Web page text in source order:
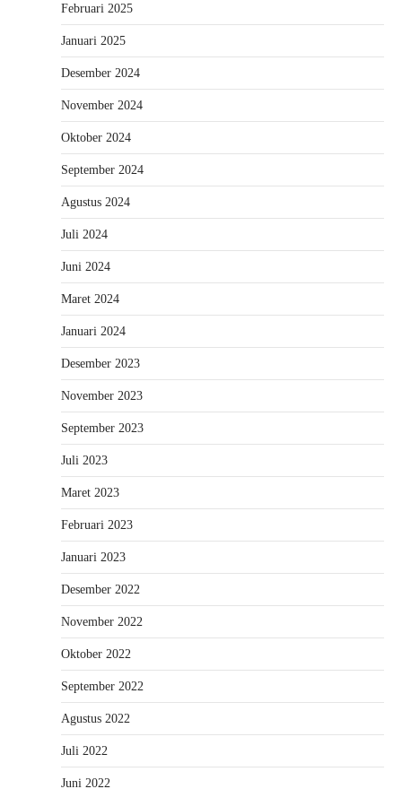
Februari 2025
Januari 2025
Desember 2024
November 2024
Oktober 2024
September 2024
Agustus 2024
Juli 2024
Juni 2024
Maret 2024
Januari 2024
Desember 2023
November 2023
September 2023
Juli 2023
Maret 2023
Februari 2023
Januari 2023
Desember 2022
November 2022
Oktober 2022
September 2022
Agustus 2022
Juli 2022
Juni 2022